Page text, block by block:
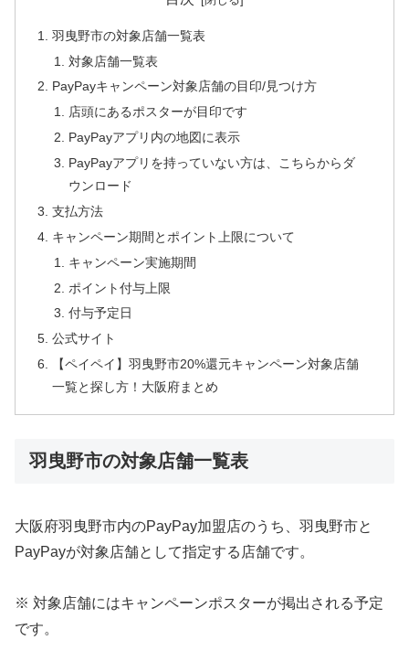
羽曳野市の対象店舗一覧表
対象店舗一覧表
PayPayキャンペーン対象店舗の目印/見つけ方
店頭にあるポスターが目印です
PayPayアプリ内の地図に表示
PayPayアプリを持っていない方は、こちらからダ
ウンロード
支払方法
キャンペーン期間とポイント上限について
キャンペーン実施期間
ポイント付与上限
付与予定日
公式サイト
【ペイペイ】羽曳野市20%還元キャンペーン対象店舗
一覧と探し方！大阪府まとめ
羽曳野市の対象店舗一覧表
大阪府羽曳野市内のPayPay加盟店のうち、羽曳野市と
PayPayが対象店舗として指定する店舗です。
※ 対象店舗にはキャンペーンポスターが掲出される予定
です。